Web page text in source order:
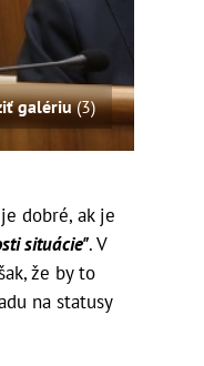
galériu(3)
dobré, ak je
situácie". V
že by to
na statusy